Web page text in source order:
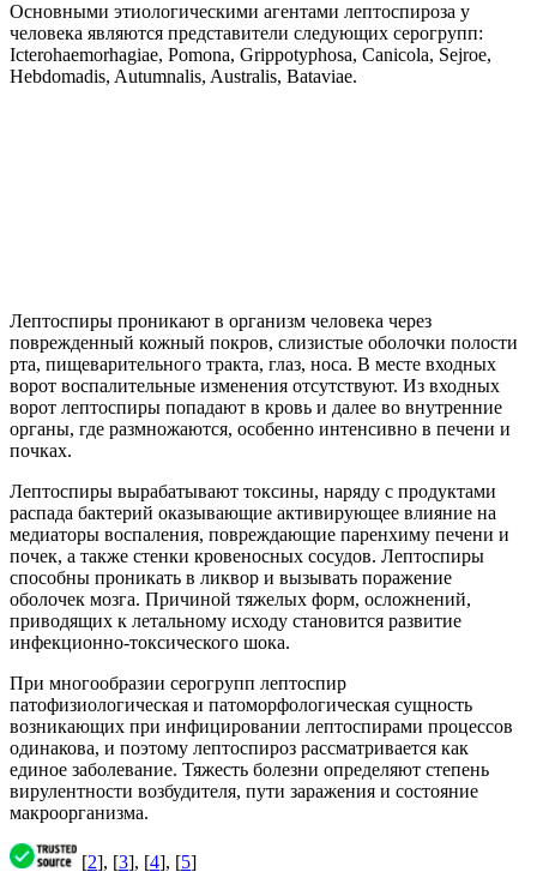
Основными этиологическими агентами лептоспироза у
человека являются представители следующих серогрупп:
Icterohaemorhagiae, Pomona, Grippotyphosa, Canicola, Sejroe,
Hebdomadis, Autumnalis, Australis, Bataviae.
Лептоспиры проникают в организм человека через
поврежденный кожный покров, слизистые оболочки полости
рта, пищеварительного тракта, глаз, носа. В месте входных
ворот воспалительные изменения отсутствуют. Из входных
ворот лептоспиры попадают в кровь и далее во внутренние
органы, где размножаются, особенно интенсивно в печени и
почках.
Лептоспиры вырабатывают токсины, наряду с продуктами
распада бактерий оказывающие активирующее влияние на
медиаторы воспаления, повреждающие паренхиму печени и
почек, а также стенки кровеносных сосудов. Лептоспиры
способны проникать в ликвор и вызывать поражение
оболочек мозга. Причиной тяжелых форм, осложнений,
приводящих к летальному исходу становится развитие
инфекционно-токсического шока.
При многообразии серогрупп лептоспир
патофизиологическая и патоморфологическая сущность
возникающих при инфицировании лептоспирами процессов
одинакова, и поэтому лептоспироз рассматривается как
единое заболевание. Тяжесть болезни определяют степень
вирулентности возбудителя, пути заражения и состояние
макроорганизма.
[2], [3], [4], [5]